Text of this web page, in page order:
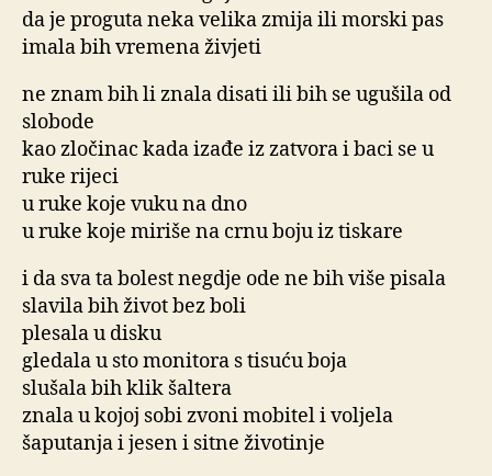
da je proguta neka velika zmija ili morski pas
imala bih vremena živjeti
ne znam bih li znala disati ili bih se ugušila od
slobode
kao zločinac kada izađe iz zatvora i baci se u
ruke rijeci
u ruke koje vuku na dno
u ruke koje miriše na crnu boju iz tiskare
i da sva ta bolest negdje ode ne bih više pisala
slavila bih život bez boli
plesala u disku
gledala u sto monitora s tisuću boja
slušala bih klik šaltera
znala u kojoj sobi zvoni mobitel i voljela
šaputanja i jesen i sitne životinje